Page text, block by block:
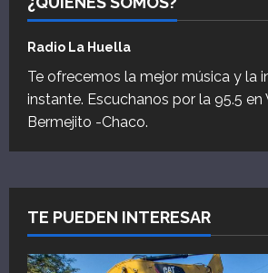
Radio La Huella
Te ofrecemos la mejor música y la
instante. Escuchanos por la 95.5 en
Bermejito -Chaco.
TE PUEDEN INTERESAR